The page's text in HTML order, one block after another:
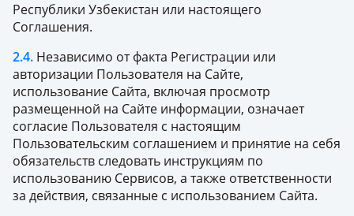
Республики Узбекистан или настоящего
Соглашения.
2.4. Независимо от факта Регистрации или
авторизации Пользователя на Сайте,
использование Сайта, включая просмотр
размещенной на Сайте информации, означает
согласие Пользователя с настоящим
Пользовательским соглашением и принятие на себя
обязательств следовать инструкциям по
использованию Сервисов, а также ответственности
за действия, связанные с использованием Сайта.